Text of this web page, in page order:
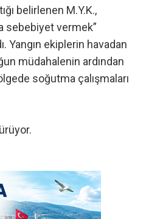
belirlenen M.Y.K.,
sebebiyet vermek”
Yangın ekiplerin havadan
müdahalenin ardından
soğutma çalışmaları